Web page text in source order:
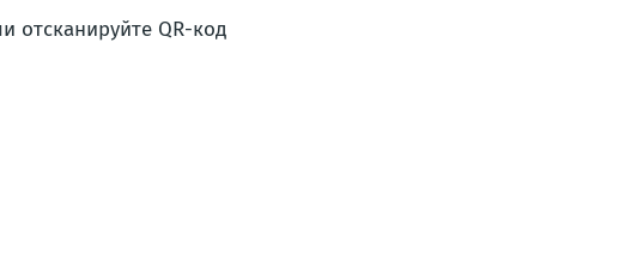
отсканируйте QR-код